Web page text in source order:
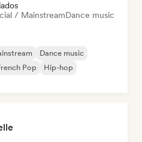
/ MainstreamDance music
Dance music
Pop
Hip-hop